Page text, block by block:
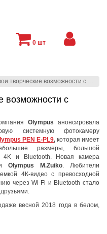
возможности с новинкой от Olympus
возможности с
Olympus анонсировала
системную фотокамеру
PEN E-PL9, которая имеет
размеры, большой
и Bluetooth. Новая камера
Olympus M.Zuiko. Любители
4К-видео с превосходной
через Wi-Fi и Bluetooth стало
весной 2018 года в белом,
0 шт